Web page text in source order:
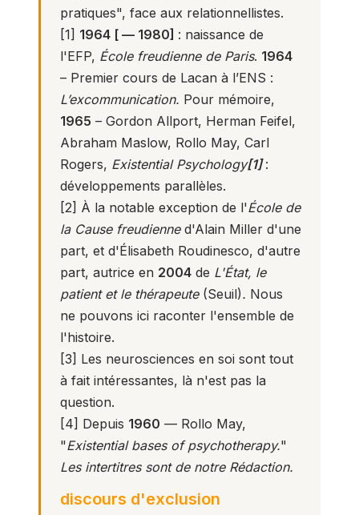
pratiques", face aux relationnellistes.
[1] 1964 [ — 1980] : naissance de
l'EFP, École freudienne de Paris. 1964
– Premier cours de Lacan à l’ENS :
L’excommunication. Pour mémoire,
1965 – Gordon Allport, Herman Feifel,
Abraham Maslow, Rollo May, Carl
Rogers, Existential Psychology[1]:
développements parallèles.
[2] À la notable exception de l'École de
la Cause freudienne d'Alain Miller d'une
part, et d'Élisabeth Roudinesco, d'autre
part, autrice en 2004 de L'État, le
patient et le thérapeute (Seuil). Nous
ne pouvons ici raconter l'ensemble de
l'histoire.
[3] Les neurosciences en soi sont tout
à fait intéressantes, là n'est pas la
question.
[4] Depuis 1960 — Rollo May,
"Existential bases of psychotherapy."
Les intertitres sont de notre Rédaction.
discours d'exclusion